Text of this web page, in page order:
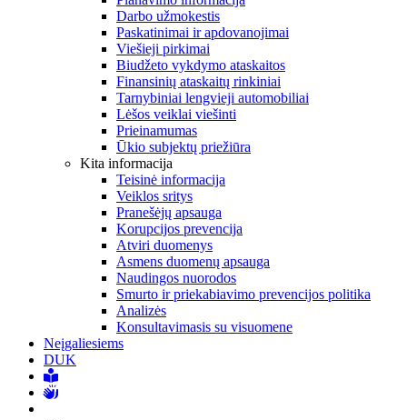
Darbo užmokestis
Paskatinimai ir apdovanojimai
Viešieji pirkimai
Biudžeto vykdymo ataskaitos
Finansinių ataskaitų rinkiniai
Tarnybiniai lengvieji automobiliai
Lėšos veiklai viešinti
Prieinamumas
Ūkio subjektų priežiūra
Kita informacija
Teisinė informacija
Veiklos sritys
Pranešėjų apsauga
Korupcijos prevencija
Atviri duomenys
Asmens duomenų apsauga
Naudingos nuorodos
Smurto ir priekabiavimo prevencijos politika
Analizės
Konsultavimasis su visuomene
Neįgaliesiems
DUK